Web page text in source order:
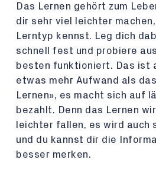
Das Lernen gehört zum
dir sehr viel leichter
Lerntyp kennst. Leg dich
schnell fest und probiere
besten funktioniert. Das ist
etwas mehr Aufwand als
Lernen», es macht sich auf
bezahlt. Denn das Lernen
leichter fallen, es wird auch
und du kannst dir die
besser merken.